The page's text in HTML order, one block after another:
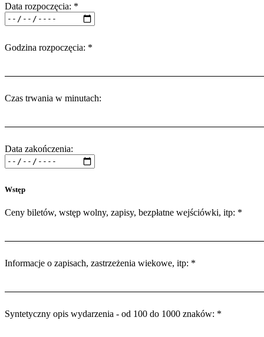
Data rozpoczęcia: *
Godzina rozpoczęcia: *
Czas trwania w minutach:
Data zakończenia:
Wstęp
Ceny biletów, wstęp wolny, zapisy, bezpłatne wejściówki, itp: *
Informacje o zapisach, zastrzeżenia wiekowe, itp: *
Syntetyczny opis wydarzenia - od 100 do 1000 znaków: *